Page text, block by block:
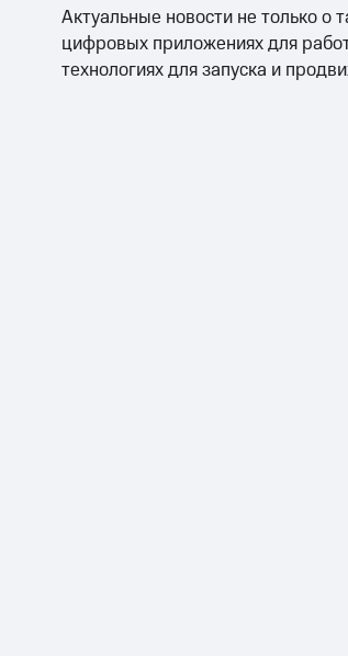
Актуальные новости не только о
цифровых приложениях для
технологиях для запуска и